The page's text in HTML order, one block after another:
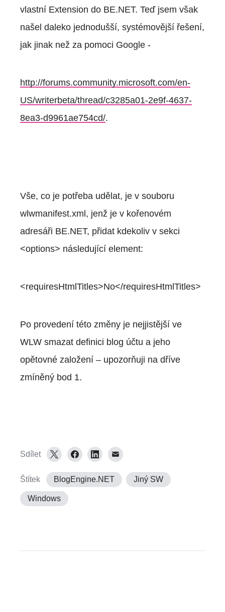
vlastní Extension do BE.NET. Teď jsem však
našel daleko jednodušší, systémovější řešení,
jak jinak než za pomoci Google -
http://forums.community.microsoft.com/en-
US/writerbeta/thread/c3285a01-2e9f-4637-
8ea3-d9961ae754cd/.
Vše, co je potřeba udělat, je v souboru
wlwmanifest.xml, jenž je v kořenovém
adresáři BE.NET, přidat kdekoliv v sekci
<options> následující element:
<requiresHtmlTitles>No</requiresHtmlTitles>
Po provedení této změny je nejjistější ve
WLW smazat definici blog účtu a jeho
opětovné založení – upozorňuji na dříve
zmíněný bod 1.
Sdílet
Štítek BlogEngine.NET Jiný SW
Windows